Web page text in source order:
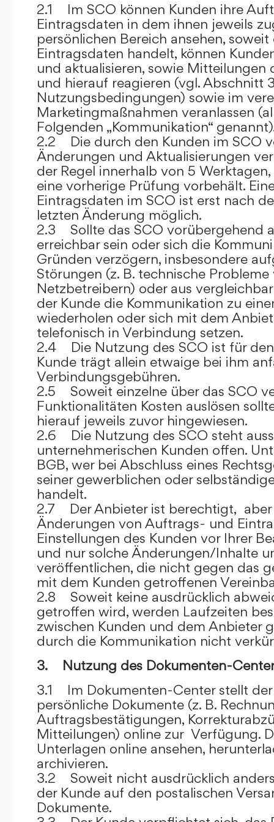
2.1 Im SCO können Kunden ihre
Eintragsdaten in dem ihnen jeweils
persönlichen Bereich ansehen,
Eintragsdaten handelt, können
und aktualisieren, sowie Mitteilungen
und hierauf reagieren (vgl. Abschnitt
Nutzungsbedingungen) sowie im
Marketingmaßnahmen veranlassen
Folgenden „Kommunikation“
2.2 Die durch den Kunden im SCO
Änderungen und Aktualisierungen
der Regel innerhalb von 5
eine vorherige Prüfung vorbehält.
Eintragsdaten im SCO ist erst nach
letzten Änderung möglich.
2.3 Sollte das SCO vorübergehend
erreichbar sein oder sich die
Gründen verzögern, insbesondere
Störungen (z. B. technische
Netzbetreibern) oder aus
der Kunde die Kommunikation zu
wiederholen oder sich mit dem
telefonisch in Verbindung setzen.
2.4 Die Nutzung des SCO ist für den
Kunde trägt allein etwaige bei ihm
Verbindungsgebühren.
2.5 Soweit einzelne über das SCO
Funktionalitäten Kosten auslösen
hierauf jeweils zuvor hingewiesen.
2.6 Die Nutzung des SCO steht
unternehmerischen Kunden offen.
BGB, wer bei Abschluss eines
seiner gewerblichen oder
handelt.
2.7 Der Anbieter ist berechtigt,
Änderungen von Auftrags- und
Einstellungen des Kunden vor Ihrer
und nur solche Änderungen/Inhalte
veröffentlichen, die nicht gegen das
mit dem Kunden getroffenen
2.8 Soweit keine ausdrücklich
getroffen wird, werden Laufzeiten
zwischen Kunden und dem Anbieter
durch die Kommunikation nicht
3. Nutzung des Dokumenten-
3.1 Im Dokumenten-Center stellt
persönliche Dokumente (z. B.
Auftragsbestätigungen,
Mitteilungen) online zur Verfügung.
Unterlagen online ansehen,
archivieren.
3.2 Soweit nicht ausdrücklich
der Kunde auf den postalischen
Dokumente.